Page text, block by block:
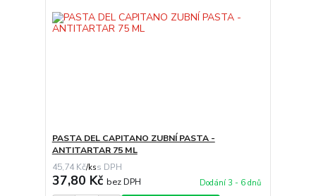
PASTA DEL CAPITANO ZUBNÍ PASTA -
ANTITARTAR 75 ML
45,74 Kč/ks
37,80 Kč bez DPH Dodání 3 - 6 dnů